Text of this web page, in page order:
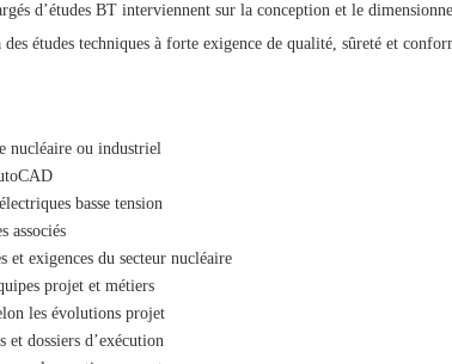
d’études BT interviennent sur la conception et le
études techniques à forte exigence de qualité, sûreté et
nucléaire ou industriel
basse tension
associés
et exigences du secteur nucléaire
projet et métiers
les évolutions projet
et dossiers d’exécution